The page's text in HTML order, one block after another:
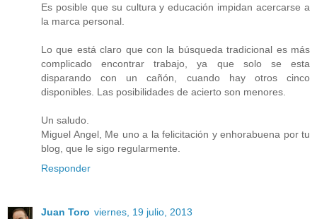
Es posible que su cultura y educación impidan acercarse a
la marca personal.
Lo que está claro que con la búsqueda tradicional es más
complicado encontrar trabajo, ya que solo se esta
disparando con un cañón, cuando hay otros cinco
disponibles. Las posibilidades de acierto son menores.
Un saludo.
Miguel Angel, Me uno a la felicitación y enhorabuena por tu
blog, que le sigo regularmente.
Responder
Juan Toro viernes, 19 julio, 2013